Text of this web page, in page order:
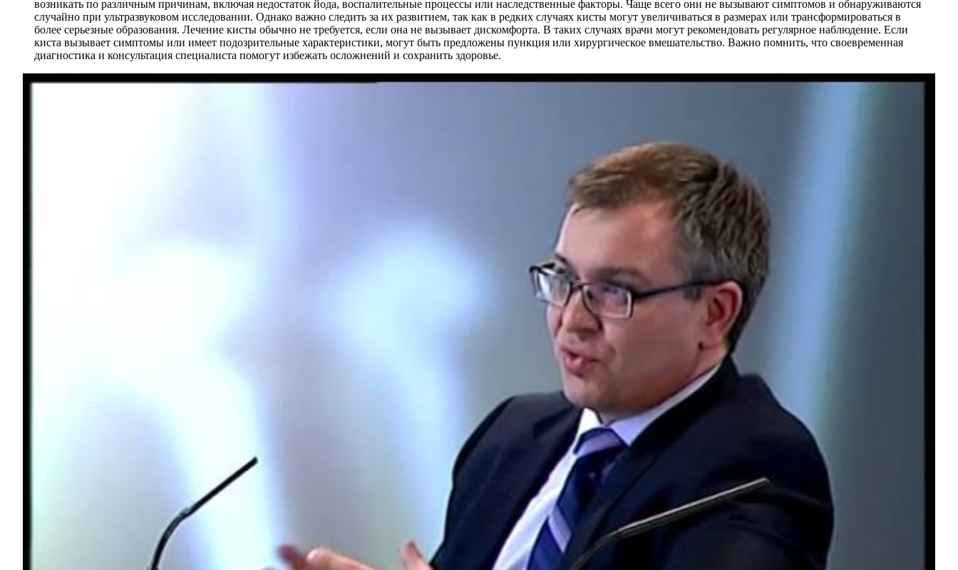
возникать по различным причинам, включая недостаток йода, воспалительные процессы или наследственные факторы. Чаще всего они не вызывают симптомов и обнаруживаются
случайно при ультразвуковом исследовании. Однако важно следить за их развитием, так как в редких случаях кисты могут увеличиваться в размерах или трансформироваться в
более серьезные образования. Лечение кисты обычно не требуется, если она не вызывает дискомфорта. В таких случаях врачи могут рекомендовать регулярное наблюдение. Если
киста вызывает симптомы или имеет подозрительные характеристики, могут быть предложены пункция или хирургическое вмешательство. Важно помнить, что своевременная
диагностика и консультация специалиста помогут избежать осложнений и сохранить здоровье.